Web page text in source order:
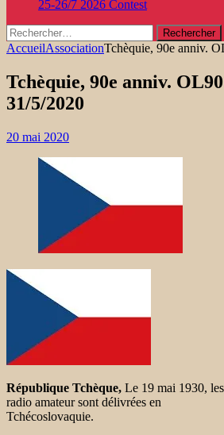
25-26/7 2026 Contest
Rechercher :
AccueilAssociationTchèquie, 90e anniv.
Tchèquie, 90e anniv.
31/5/2020
20 mai 2020
République Tchèque, Le 19 mai 1930,
radio amateur sont délivrées en
Tchécoslovaquie.